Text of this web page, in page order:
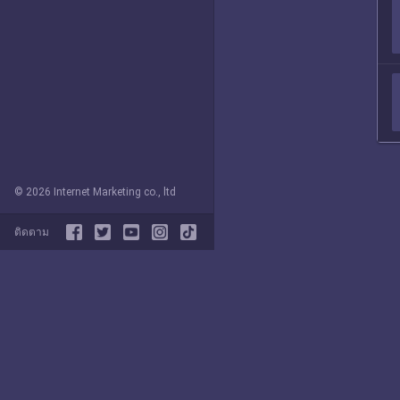
© 2026 Internet Marketing co., ltd
ติดตาม